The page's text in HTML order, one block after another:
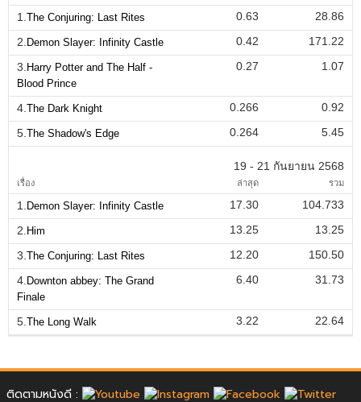
1. The Conjuring: Last Rites 0.63
28.86
2. Demon Slayer: Infinity Castle 0.42
171.22
3. Harry Potter and The Half -
Blood Prince
0.27 1.07
4. The Dark Knight 0.266
0.92
5. The Shadow's Edge 0.264 5.45
19 - 21 กันยายน 2568
เรื่อง ล่าสุด รวม
1. Demon Slayer: Infinity Castle 17.30
104.733
2. Him 13.25
13.25
3. The Conjuring: Last Rites 12.20
150.50
4. Downton abbey: The Grand
Finale
6.40 31.73
5. The Long Walk 3.22 22.64
ติดตามหนังดี :